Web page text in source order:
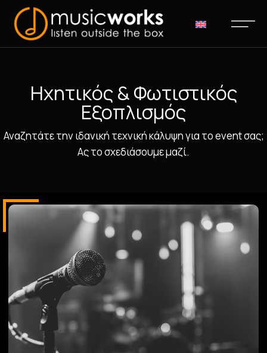
Ηχητικός & Φωτιστικός
Εξοπλισμός
Αναζητάτε την ιδανική τεχνική κάλυψη για το event σας;
Ας το σχεδιάσουμε μαζί.